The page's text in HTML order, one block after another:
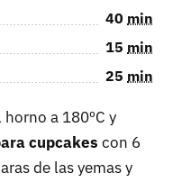
40 min
15 min
25 min
a 180ºC y
cupcakes con 6
de las yemas y